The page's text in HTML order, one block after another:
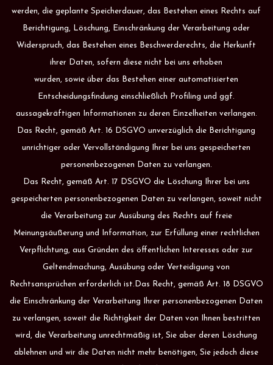
werden, die geplante Speicherdauer, das Bestehen eines Rechts auf
Berichtigung, Löschung, Einschränkung der Verarbeitung oder
Widerspruch, das Bestehen eines Beschwerderechts, die Herkunft
ihrer Daten, sofern diese nicht bei uns erhoben
wurden, sowie über das Bestehen einer automatisierten
Entscheidungsfindung einschließlich Profiling und ggf.
aussagekräftigen Informationen zu deren Einzelheiten verlangen.
Das Recht, gemäß Art. 16 DSGVO unverzüglich die Berichtigung
unrichtiger oder Vervollständigung Ihrer bei uns gespeicherten
personenbezogenen Daten zu verlangen.
Das Recht, gemäß Art. 17 DSGVO die Löschung Ihrer bei uns
gespeicherten personenbezogenen Daten zu verlangen, soweit nicht
die Verarbeitung zur Ausübung des Rechts auf freie
Meinungsäußerung und Information, zur Erfüllung einer rechtlichen
Verpflichtung, aus Gründen des öffentlichen Interesses oder zur
Geltendmachung, Ausübung oder Verteidigung von
Rechtsansprüchen erforderlich ist.Das Recht, gemäß Art. 18 DSGVO
die Einschränkung der Verarbeitung Ihrer personenbezogenen Daten
zu verlangen, soweit die Richtigkeit der Daten von Ihnen bestritten
wird, die Verarbeitung unrechtmäßig ist, Sie aber deren Löschung
ablehnen und wir die Daten nicht mehr benötigen, Sie jedoch diese